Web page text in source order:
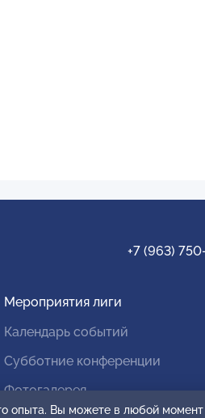
+7 (963)
Мероприятия лиги
Календарь событий
Субботние конференции
Фотогалерея
опыта. Вы можете в любой момент